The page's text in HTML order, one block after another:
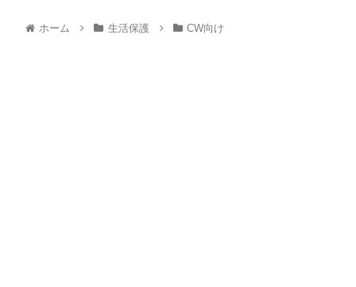
ホーム 生活保護 CW向け